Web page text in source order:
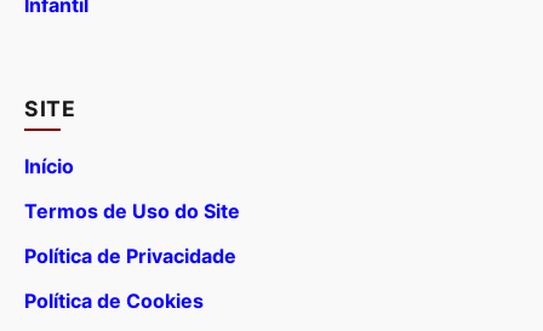
SITE
Início
Termos de Uso do Site
Política de Privacidade
Política de Cookies